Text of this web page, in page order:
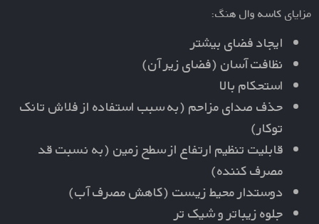
مزایای کاسه وال هنگ:
ایجاد فضای بیشتر
نظافت آسان (فضای زیر آن)
استحکام بالا
حذف صدای مزاحم (به سبب استفاده از فلاش تانک
توکار)
قابلیت تنظیم ارتفاع از سطح زمین (به نسبت قد
مصرف کننده)
دوستدار محیط زیست (کاهش مصرف آب)
جلوه زیباتر و شیک تر